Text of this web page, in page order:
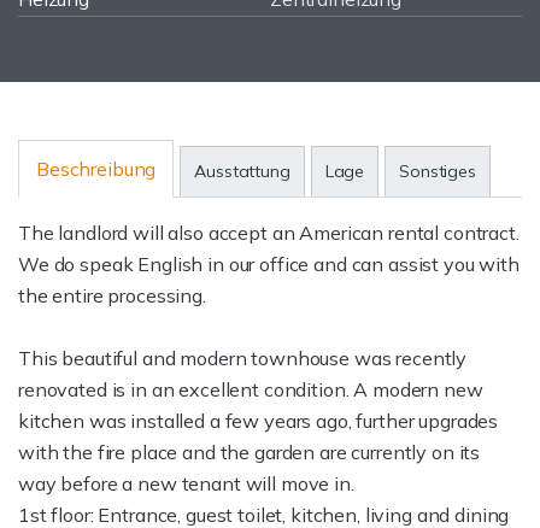
Beschreibung Ausstattung Lage Sonstiges
The landlord will also accept an American rental contract.
We do speak English in our office and can assist you with
the entire processing.
This beautiful and modern townhouse was recently
renovated is in an excellent condition. A modern new
kitchen was installed a few years ago, further upgrades
with the fire place and the garden are currently on its
way before a new tenant will move in.
1st floor: Entrance, guest toilet, kitchen, living and dining